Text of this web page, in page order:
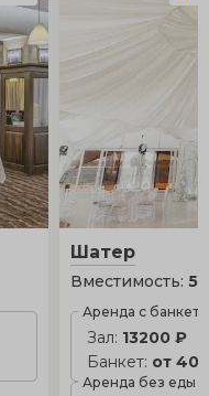
Шатер
Вместимость:
Аренда с
Зал: 13200 ₽
Банкет: от
Аренда без еды